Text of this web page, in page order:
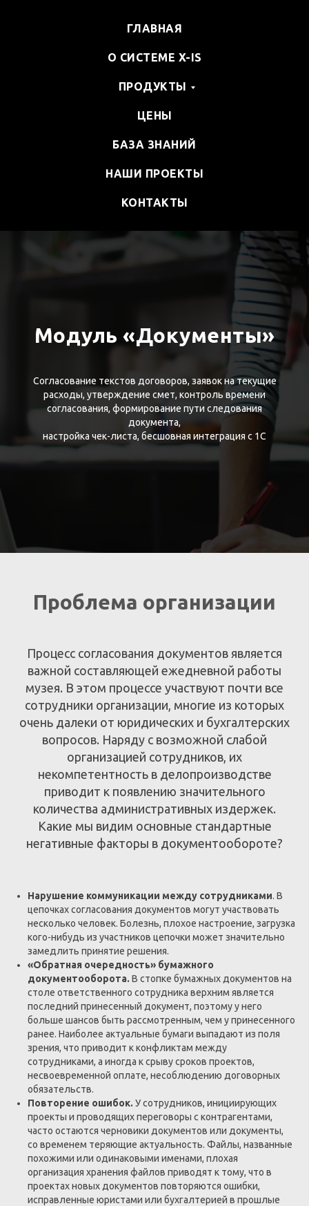
ГЛАВНАЯ
О СИСТЕМЕ X-IS
ПРОДУКТЫ
ЦЕНЫ
БАЗА ЗНАНИЙ
НАШИ ПРОЕКТЫ
КОНТАКТЫ
Модуль «Документы»
Согласование текстов договоров, заявок на текущие
расходы, утверждение смет, контроль времени
согласования, формирование пути следования
документа,
настройка чек-листа, бесшовная интеграция с 1С
Проблема организации
Процесс согласования документов является
важной составляющей ежедневной работы
музея. В этом процессе участвуют почти все
сотрудники организации, многие из которых
очень далеки от юридических и бухгалтерских
вопросов. Наряду с возможной слабой
организацией сотрудников, их
некомпетентность в делопроизводстве
приводит к появлению значительного
количества административных издержек.
Какие мы видим основные стандартные
негативные факторы в документообороте?
Нарушение коммуникации между сотрудниками. В
цепочках согласования документов могут участвовать
несколько человек. Болезнь, плохое настроение, загрузка
кого-нибудь из участников цепочки может значительно
замедлить принятие решения.
«Обратная очередность» бумажного
документооборота. В стопке бумажных документов на
столе ответственного сотрудника верхним является
последний принесенный документ, поэтому у него
больше шансов быть рассмотренным, чем у принесенного
ранее. Наиболее актуальные бумаги выпадают из поля
зрения, что приводит к конфликтам между
сотрудниками, а иногда к срыву сроков проектов,
несвоевременной оплате, несоблюдению договорных
обязательств.
Повторение ошибок. У сотрудников, инициирующих
проекты и проводящих переговоры с контрагентами,
часто остаются черновики документов или документы,
со временем теряющие актуальность. Файлы, названные
похожими или одинаковыми именами, плохая
организация хранения файлов приводят к тому, что в
проектах новых документов повторяются ошибки,
исправленные юристами или бухгалтерией в прошлые